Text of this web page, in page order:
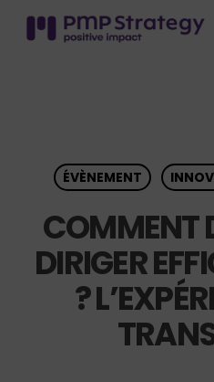
ÉVÈNEMENT
COMMENT
DIRIGER
?